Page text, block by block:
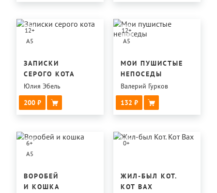
12+
A5
ЗАПИСКИ
СЕРОГО КОТА
Юлия Эбель
200
12+
A5
МОИ ПУШИСТЫЕ
НЕПОСЕДЫ
Валерий Гурков
132
6+
A5
ВОРОБЕЙ
И КОШКА
0+
ЖИЛ-БЫЛ КОТ.
КОТ ВАХ